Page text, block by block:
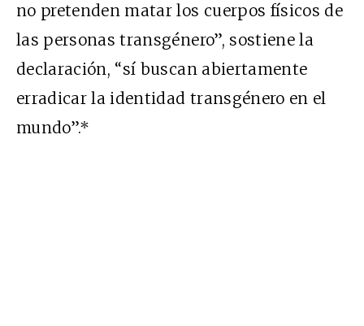
no pretenden matar los cuerpos físicos de
las personas transgénero”, sostiene la
declaración, “sí buscan abiertamente
erradicar la identidad transgénero en el
mundo”.*